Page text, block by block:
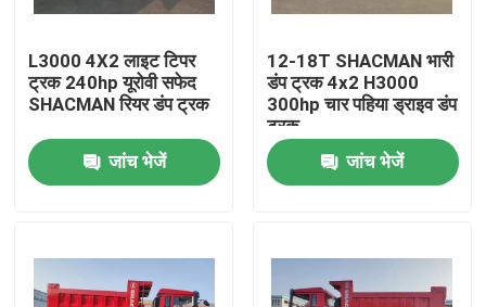
L3000 4X2 लाइट टिपर
ट्रक 240hp यूरोवी सफेद
SHACMAN रियर डंप ट्रक
जांच भेजें
12-18T SHACMAN भारी
डंप ट्रक 4x2 H3000
300hp चार पहिया ड्राइव डंप
ट्रक
जांच भेजें